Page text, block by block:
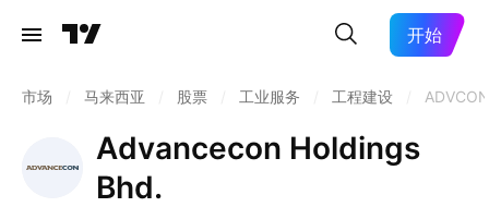
开始
市场 马来西亚 股票 工业服务 工程建设 ADVCON
Advancecon Holdings
Bhd.